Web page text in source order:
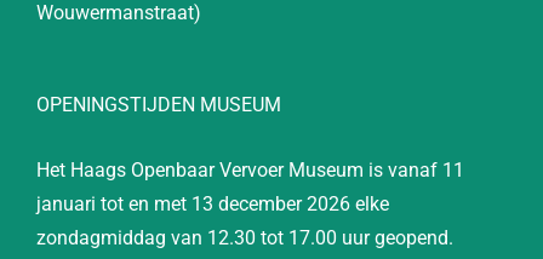
Wouwermanstraat)
OPENINGSTIJDEN MUSEUM
Het Haags Openbaar Vervoer Museum is vanaf 11
januari tot en met 13 december 2026 elke
zondagmiddag van 12.30 tot 17.00 uur geopend.